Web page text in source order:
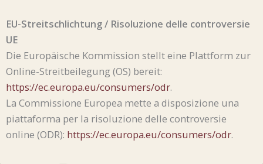
EU-Streitschlichtung / Risoluzione delle controversie
UE
Die Europäische Kommission stellt eine Plattform zur
Online-Streitbeilegung (OS) bereit:
https://ec.europa.eu/consumers/odr.
La Commissione Europea mette a disposizione una
piattaforma per la risoluzione delle controversie
online (ODR): https://ec.europa.eu/consumers/odr.